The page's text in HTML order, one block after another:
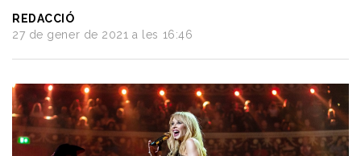
i
Sostenibilitat
Vi
Turisme
i
Vi
REDACCIÓ
27 de gener de 2021 a les 16:46